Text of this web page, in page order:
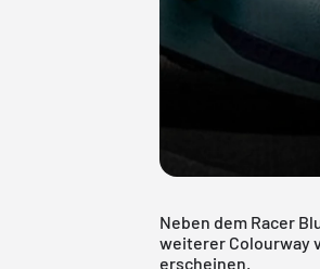
Neben dem Racer
weiterer Colourway
erscheinen.